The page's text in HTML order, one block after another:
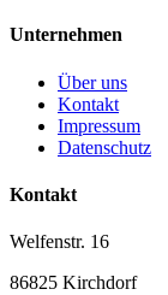
Unternehmen
Über uns
Kontakt
Impressum
Datenschutz
Kontakt
Welfenstr. 16
86825 Kirchdorf